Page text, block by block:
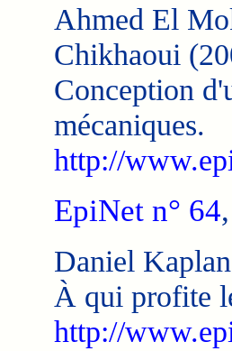
Ahmed El
Chikhaoui
Conception
mécaniques.
http://
EpiNet n° 64
Daniel
À qui profite
http://